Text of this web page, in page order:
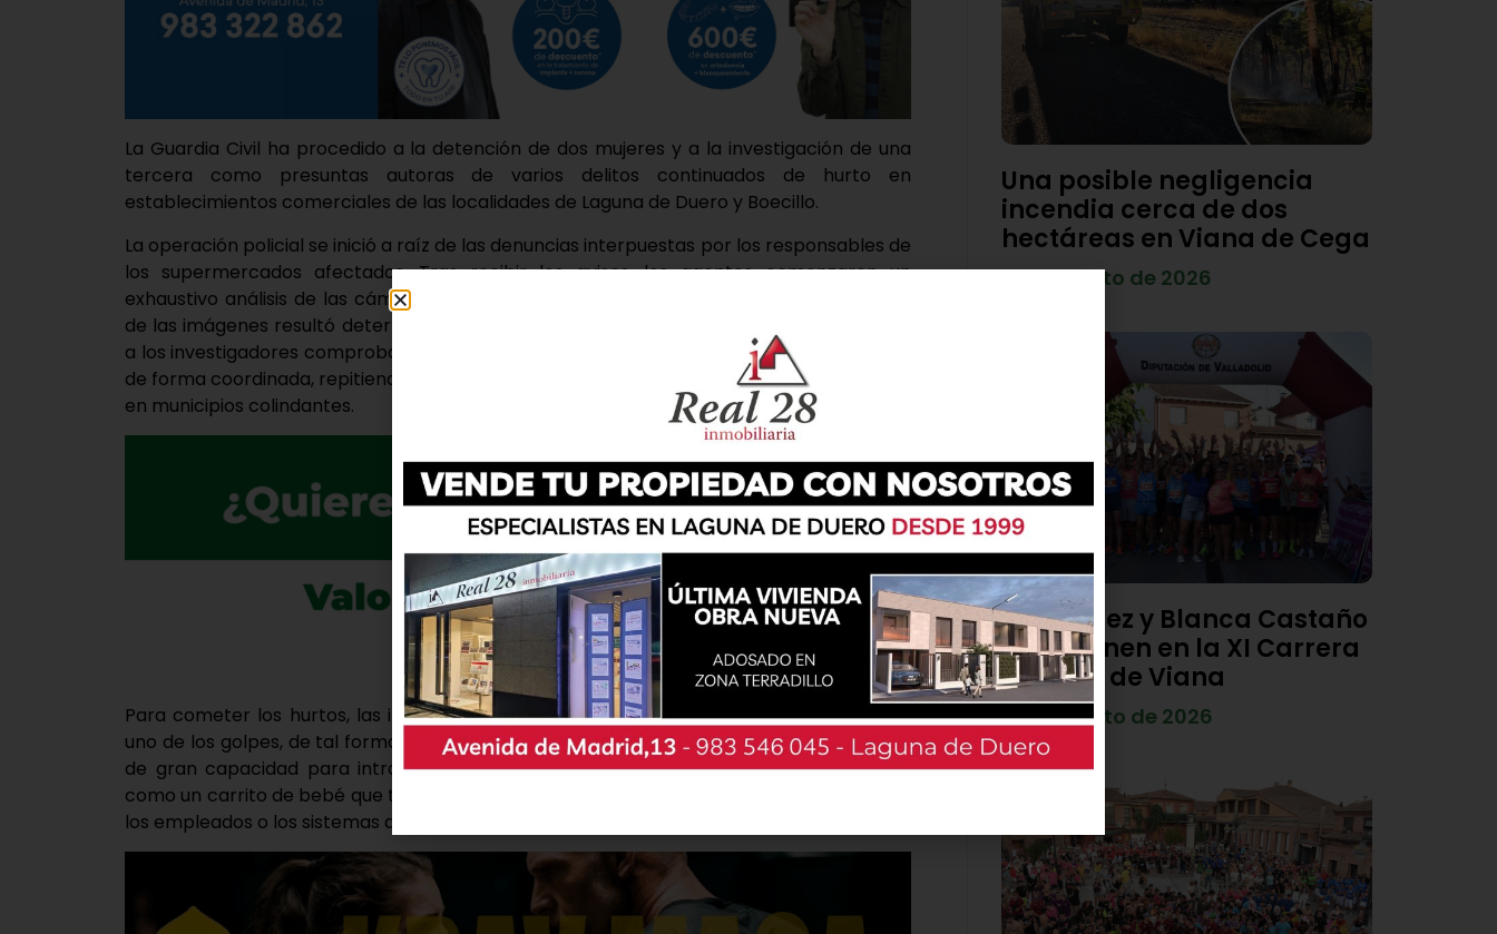
La Guardia Civil ha procedido a la detención de dos mujeres y a la investigación de una
tercera como presuntas autoras de varios delitos continuados de hurto en
establecimientos comerciales de las localidades de Laguna de Duero y Boecillo.
La operación policial se inició a raíz de las denuncias interpuestas por los responsables de
los supermercados afectados. Tras recibir los avisos, los agentes comenzaron un
exhaustivo análisis de las cámaras de seguridad de los locales comerciales. El visionado
de las imágenes resultó determinante para el esclarecimiento del caso, ya que permitió
a los investigadores comprobar que las autoras eran tres mujeres jóvenes que actuaban
de forma coordinada, repitiendo el mismo patrón de conducta en fechas muy cercanas y
en municipios colindantes.
Para cometer los hurtos, las implicadas utilizaban un modus operandi idéntico en cada
uno de los golpes, de tal forma que ocultaban la mercancía utilizando bolsos personales
de gran capacidad para introducir los productos, y usaban elementos de distracción
como un carrito de bebé que tapaban estratégicamente con una manta para evitar que
los empleados o los sistemas de seguridad descubrieran el género sustraído.
Una posible negligencia
incendia cerca de dos
hectáreas en Viana de Cega
7 de agosto de 2026
Diego Díez y Blanca Castaño
se imponen en la XI Carrera
Popular de Viana
4 de agosto de 2026